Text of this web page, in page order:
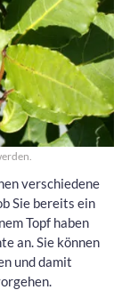
verschiedene
Sie bereits ein
Topf haben
an. Sie können
und damit